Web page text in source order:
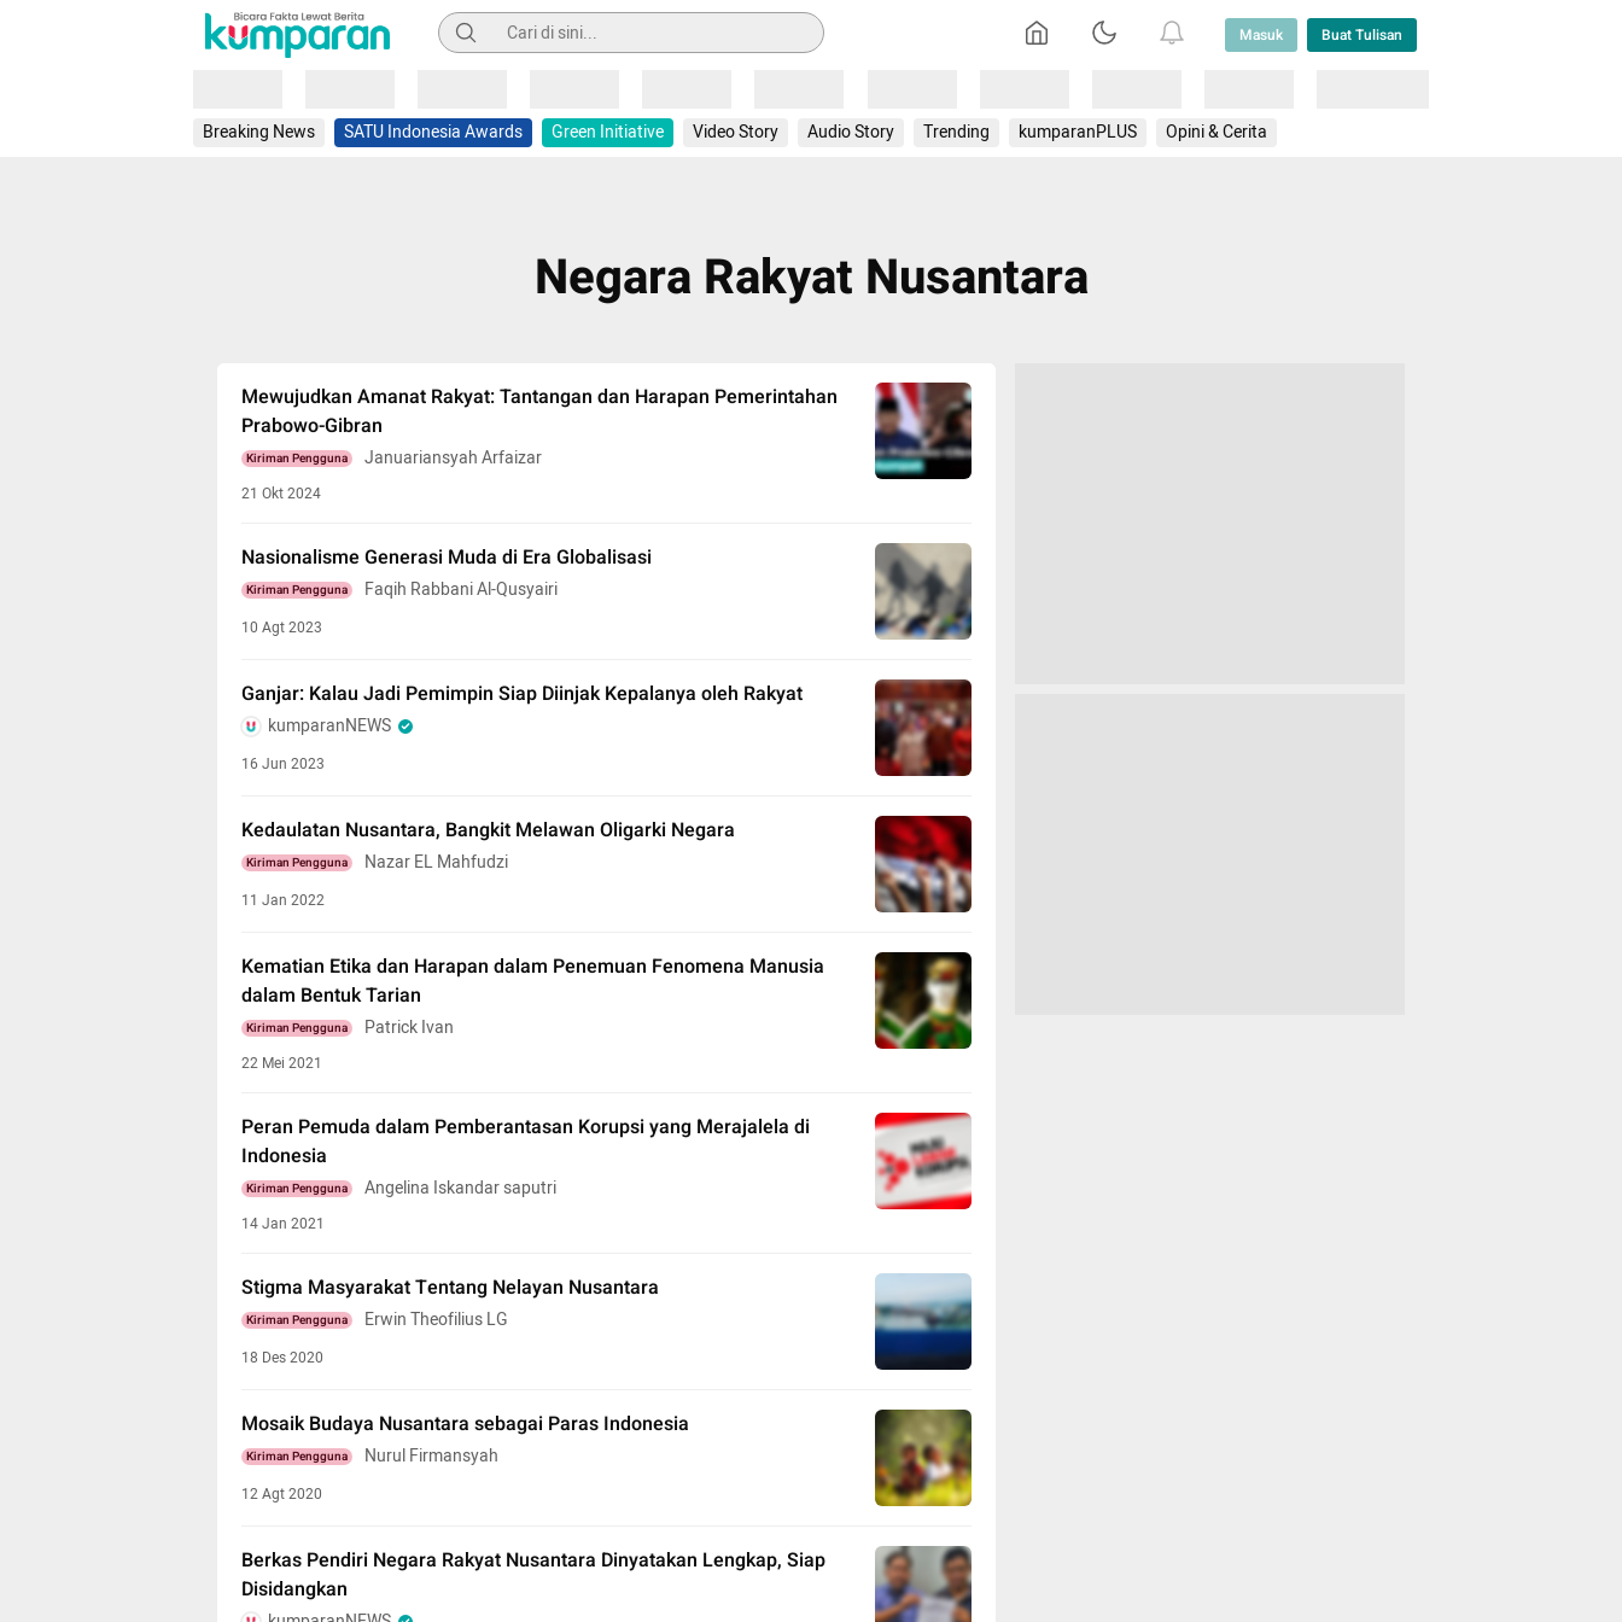
Pencarian Masuk Buat Tulisan
Breaking News SATU Indonesia Awards Green Initiative Video Story Audio Story Trending kumparanPLUS Opini & Cerita
Negara Rakyat Nusantara
Mewujudkan Amanat Rakyat: Tantangan dan Harapan Pemerintahan
Prabowo-Gibran
Kiriman Pengguna Januariansyah Arfaizar
21 Okt 2024
Nasionalisme Generasi Muda di Era Globalisasi
Kiriman Pengguna Faqih Rabbani Al-Qusyairi
10 Agt 2023
Ganjar: Kalau Jadi Pemimpin Siap Diinjak Kepalanya oleh Rakyat
kumparanNEWS
16 Jun 2023
Kedaulatan Nusantara, Bangkit Melawan Oligarki Negara
Kiriman Pengguna Nazar EL Mahfudzi
11 Jan 2022
Kematian Etika dan Harapan dalam Penemuan Fenomena Manusia
dalam Bentuk Tarian
Kiriman Pengguna Patrick Ivan
22 Mei 2021
Peran Pemuda dalam Pemberantasan Korupsi yang Merajalela di
Indonesia
Kiriman Pengguna Angelina Iskandar saputri
14 Jan 2021
Stigma Masyarakat Tentang Nelayan Nusantara
Kiriman Pengguna Erwin Theofilius LG
18 Des 2020
Mosaik Budaya Nusantara sebagai Paras Indonesia
Kiriman Pengguna Nurul Firmansyah
12 Agt 2020
Berkas Pendiri Negara Rakyat Nusantara Dinyatakan Lengkap, Siap
Disidangkan